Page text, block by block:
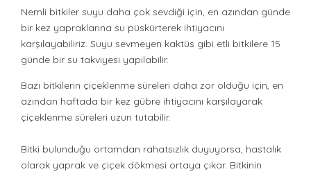
Nemli bitkiler suyu daha çok sevdiği için, en azından günde
bir kez yapraklarına su püskürterek ihtiyacını
karşılayabiliriz. Suyu sevmeyen kaktüs gibi etli bitkilere 15
günde bir su takviyesi yapılabilir.
Bazı bitkilerin çiçeklenme süreleri daha zor olduğu için, en
azından haftada bir kez gübre ihtiyacını karşılayarak
çiçeklenme süreleri uzun tutabilir.
Bitki bulunduğu ortamdan rahatsızlık duyuyorsa, hastalık
olarak yaprak ve çiçek dökmesi ortaya çıkar. Bitkinin